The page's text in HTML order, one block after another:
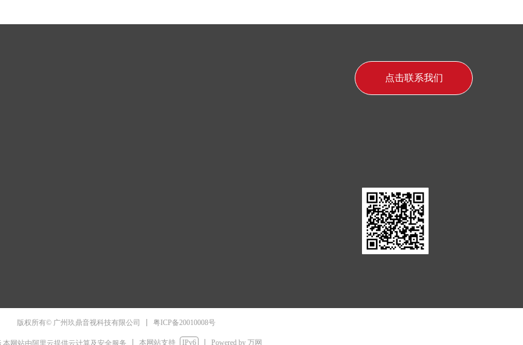
点击联系我们
版权所有© 广州玖鼎音视科技有限公司 粤ICP备20010008号
本网站由阿里云提供云计算及安全服务 本网站支持 IPv6 Powered by 万网